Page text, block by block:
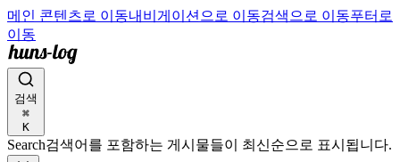
메인 콘텐츠로 이동내비게이션으로 이동검색으로 이동푸터로
이동
검색
⌘
K
Search검색어를 포함하는 게시물들이 최신순으로 표시됩니다.